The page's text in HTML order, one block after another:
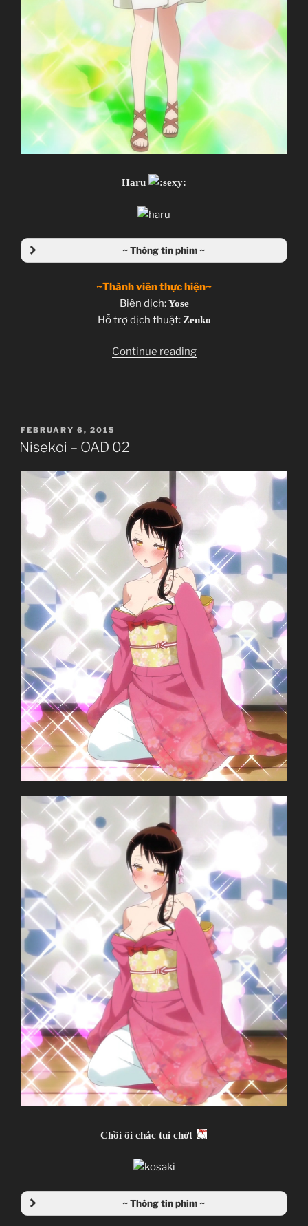
Haru
~ Thông tin phim ~
Nisekoi
ニセコイ
TV Series
Unknown
11.01.2014 đến ??
Shaft
Shinbou Akiyuki(Monogatari series,
Sayonara Zetsubou Sensei)
Comedy, Harem, Manga, Romance, Shounen
Giới thiệu nội dung:
tình giả tạo.
~Thành viên thực hiện~
Biên dịch:Yose
Hỗ trợ dịch thuật: Zenko
Continue reading“Nisekoi
POSTED
ON
FEBRUARY 6, 2015
Nisekoi – OAD 02
Chồi ôi chắc tui chớt
~ Thông tin phim ~